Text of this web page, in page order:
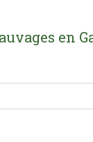
en